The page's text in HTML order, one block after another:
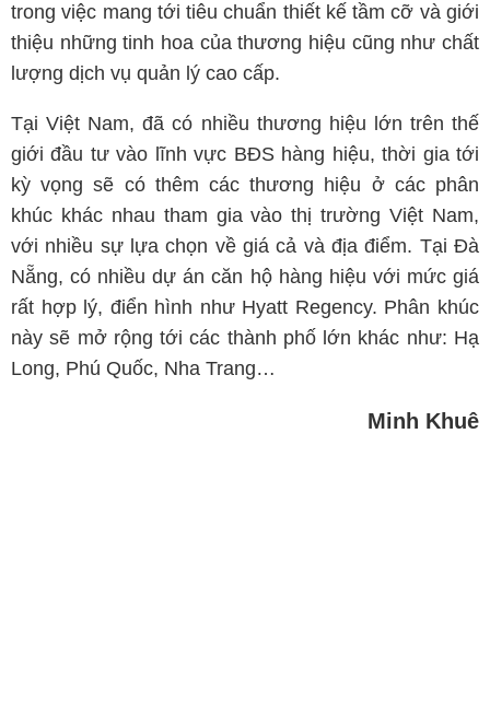
trong việc mang tới tiêu chuẩn thiết kế tầm cỡ và giới
thiệu những tinh hoa của thương hiệu cũng như chất
lượng dịch vụ quản lý cao cấp.
Tại Việt Nam, đã có nhiều thương hiệu lớn trên thế
giới đầu tư vào lĩnh vực BĐS hàng hiệu, thời gia tới
kỳ vọng sẽ có thêm các thương hiệu ở các phân
khúc khác nhau tham gia vào thị trường Việt Nam,
với nhiều sự lựa chọn về giá cả và địa điểm. Tại Đà
Nẵng, có nhiều dự án căn hộ hàng hiệu với mức giá
rất hợp lý, điển hình như Hyatt Regency. Phân khúc
này sẽ mở rộng tới các thành phố lớn khác như: Hạ
Long, Phú Quốc, Nha Trang…
Minh Khuê